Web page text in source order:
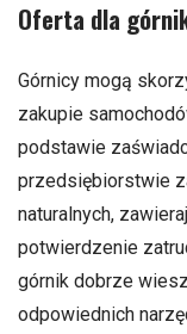
Oferta dla
Górnicy mogą
zakupie
podstawie
przedsiębiorstwie
naturalnych,
potwierdzenie
górnik dobrze
odpowiednich